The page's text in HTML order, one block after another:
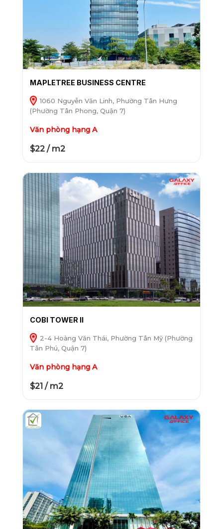
MAPLETREE BUSINESS CENTRE
1060 Nguyễn Văn Linh, Phường Tân Hưng
(Phường Tân Phong, Quận 7)
Văn phòng hạng A
$22 / m2
COBI TOWER II
2-4 Hoàng Văn Thái, Phường Tân Mỹ (Phường
Tân Phú, Quận 7)
Văn phòng hạng A
$21 / m2